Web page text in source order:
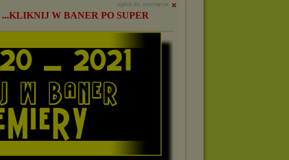
zgłoś do usunięcia
W BANER PO SUPER